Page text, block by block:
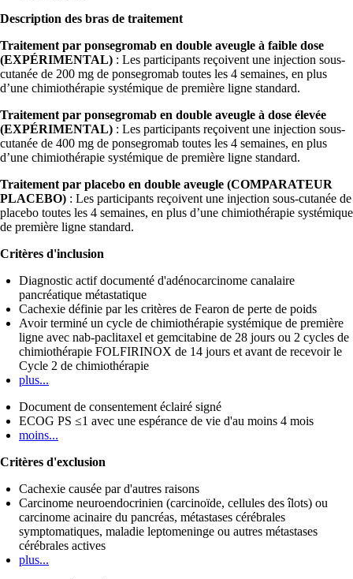
Description des bras de traitement
Traitement par ponsegromab en double aveugle à faible dose
(EXPÉRIMENTAL) : Les participants reçoivent une injection sous-
cutanée de 200 mg de ponsegromab toutes les 4 semaines, en plus
d’une chimiothérapie systémique de première ligne standard.
Traitement par ponsegromab en double aveugle à dose élevée
(EXPÉRIMENTAL) : Les participants reçoivent une injection sous-
cutanée de 400 mg de ponsegromab toutes les 4 semaines, en plus
d’une chimiothérapie systémique de première ligne standard.
Traitement par placebo en double aveugle (COMPARATEUR
PLACEBO) : Les participants reçoivent une injection sous-cutanée de
placebo toutes les 4 semaines, en plus d’une chimiothérapie systémique
de première ligne standard.
Critères d'inclusion
Diagnostic actif documenté d'adénocarcinome canalaire
pancréatique métastatique
Cachexie définie par les critères de Fearon de perte de poids
Avoir terminé un cycle de chimiothérapie systémique de première
ligne avec nab-paclitaxel et gemcitabine de 28 jours ou 2 cycles de
chimiothérapie FOLFIRINOX de 14 jours et avant de recevoir le
Cycle 2 de chimiothérapie
plus...
Document de consentement éclairé signé
ECOG PS ≤1 avec une espérance de vie d'au moins 4 mois
moins...
Critères d'exclusion
Cachexie causée par d'autres raisons
Carcinome neuroendocrinien (carcinoïde, cellules des îlots) ou
carcinome acinaire du pancréas, métastases cérébrales
symptomatiques, maladie leptomeninge ou autres métastases
cérébrales actives
plus...